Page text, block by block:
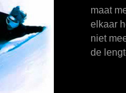
maat
elkaar
niet
de